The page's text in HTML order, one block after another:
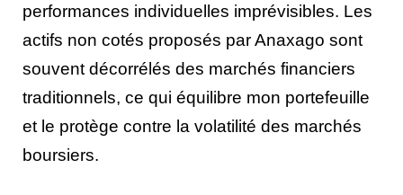
performances individuelles imprévisibles. Les
actifs non cotés proposés par Anaxago sont
souvent décorrélés des marchés financiers
traditionnels, ce qui équilibre mon portefeuille
et le protège contre la volatilité des marchés
boursiers.